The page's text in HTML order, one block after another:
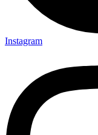
Instagram